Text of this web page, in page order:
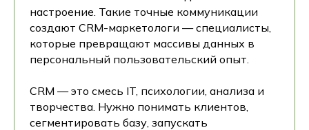
настроение. Такие точные коммуникации
создают CRM-маркетологи — специалисты,
которые превращают массивы данных в
персональный пользовательский опыт.
CRM — это смесь IT, психологии, анализа и
творчества. Нужно понимать клиентов,
сегментировать базу, запускать